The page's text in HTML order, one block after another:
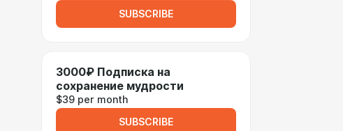
SUBSCRIBE
3000₽ Подписка на
сохранение мудрости
$39 per month
SUBSCRIBE